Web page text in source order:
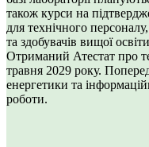
також курси на
для технічного
та здобувачів вищої
Отриманий Атестат про
травня 2029 року.
енергетики та
роботи.